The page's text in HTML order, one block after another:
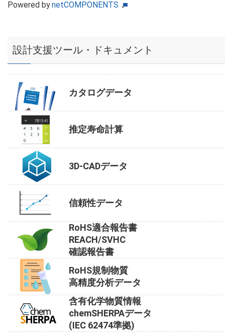
Powered bynetCOMPONENTS
設計支援ツール・ドキュメント
カタログデータ
推定寿命計算
3D-CADデータ
信頼性データ
RoHS適合報告書
REACH/SVHC
確認報告書
RoHS規制物質
高精度分析データ
含有化学物質情報
chemSHERPAデータ
(IEC 62474準拠)